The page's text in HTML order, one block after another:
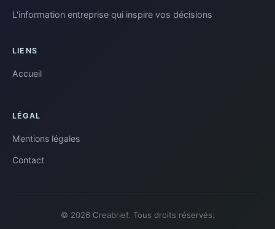
L'information entreprise qui inspire vos décisions
LIENS
Accueil
LÉGAL
Mentions légales
Contact
© 2026 Creabrief. Tous droits réservés.